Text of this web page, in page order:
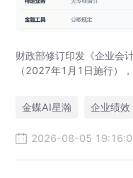
财政部修订印发《企业会
（2027年1月1日施行）
视角解读核心亮点，并介
助力企业高效合并报表与
金蝶AI星瀚 企业绩效
2026-08-05